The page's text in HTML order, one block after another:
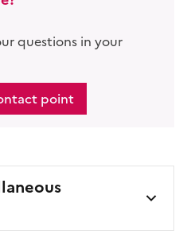
questions in your
point